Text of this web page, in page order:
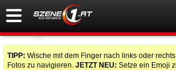
TIPP: Wische mit dem Finger nach links oder
Fotos zu navigieren. JETZT NEU: Setze ein Emoji